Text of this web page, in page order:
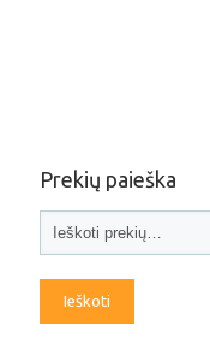
Prekių paieška
Ieškoti